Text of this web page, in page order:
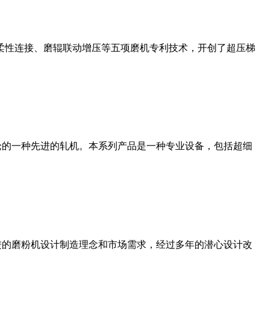
连接、磨辊联动增压等五项磨机专利技术，开创了超压梯
一种先进的轧机。本系列产品是一种专业设备，包括超细
磨粉机设计制造理念和市场需求，经过多年的潜心设计改